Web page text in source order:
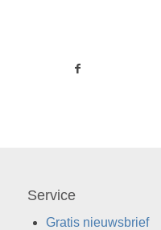
Service
Gratis nieuwsbrief